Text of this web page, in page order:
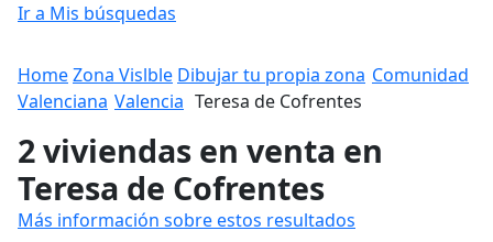
Ir a Mis búsquedas
HomeZona Vislble Dibujar tu propia zona Comunidad
Valenciana Valencia Teresa de Cofrentes
2 viviendas en venta en
Teresa de Cofrentes
Más información sobre estos resultados